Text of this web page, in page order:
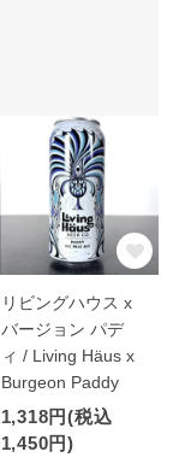
リビングハウス x
バージョン パデ
ィ / Living Häus x
Burgeon Paddy
1,318円(税込
1,450円)